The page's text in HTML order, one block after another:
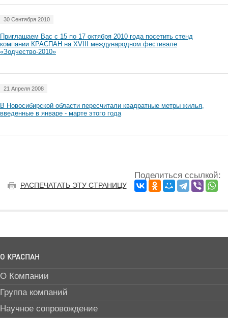
30 Сентября 2010
Приглашаем Вас с 15 по 17 октября 2010 года посетить стенд
компании КРАСПАН на XVIII международном фестивале
«Зодчество-2010»
21 Апреля 2008
В Новосибирской области пересчитали квадратные метры жилья,
введенные в январе - марте этого года
РАСПЕЧАТАТЬ ЭТУ СТРАНИЦУ
Поделиться ссылкой:
О КРАСПАН
О Компании
Группа компаний
Научное сопровождение